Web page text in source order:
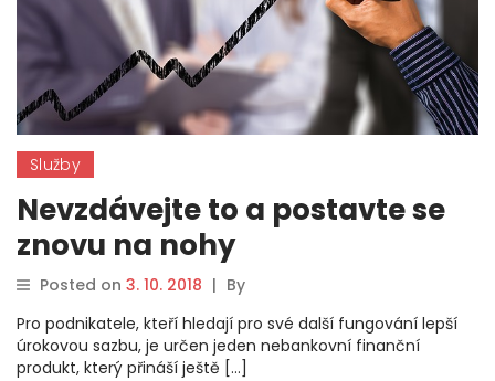
Služby
Nevzdávejte to a postavte se
znovu na nohy
Posted on 3. 10. 2018 | By
Pro podnikatele, kteří hledají pro své další fungování lepší
úrokovou sazbu, je určen jeden nebankovní finanční
produkt, který přináší ještě […]